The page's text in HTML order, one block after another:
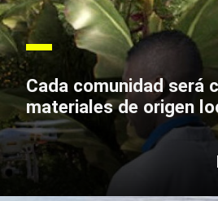
Cada comunidad será
materiales de origen